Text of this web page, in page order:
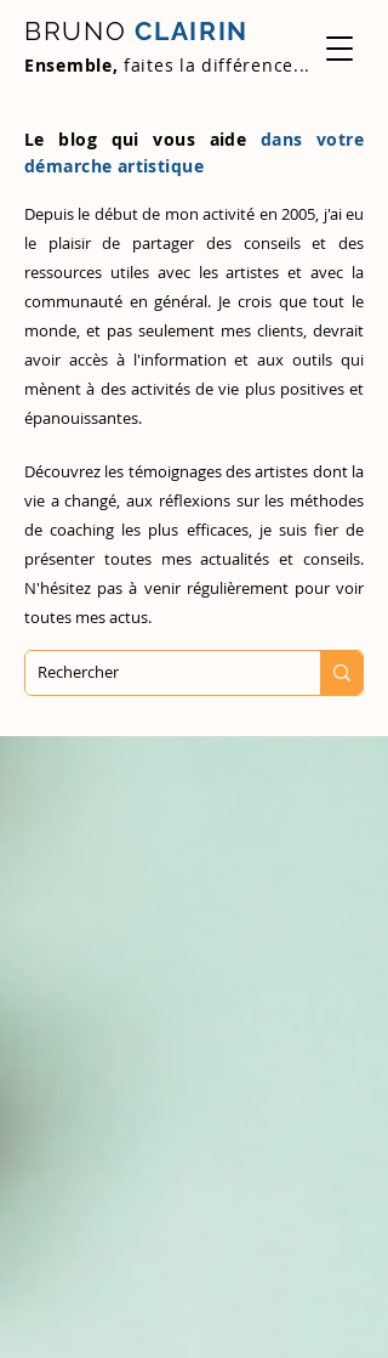
BRUNO CLAIRIN
Ensemble, faites la différence...
Le blog qui vous aide dans votre
démarche artistique
Depuis le début de mon activité en 2005, j'ai eu
le plaisir de partager des conseils et des
ressources utiles avec les artistes et avec la
communauté en général. Je crois que tout le
monde, et pas seulement mes clients, devrait
avoir accès à l'information et aux outils qui
mènent à des activités de vie plus positives et
épanouissantes.
Découvrez les témoignages des artistes dont la
vie a changé, aux réflexions sur les méthodes
de coaching les plus efficaces, je suis fier de
présenter toutes mes actualités et conseils.
N'hésitez pas à venir régulièrement pour voir
toutes mes actus.